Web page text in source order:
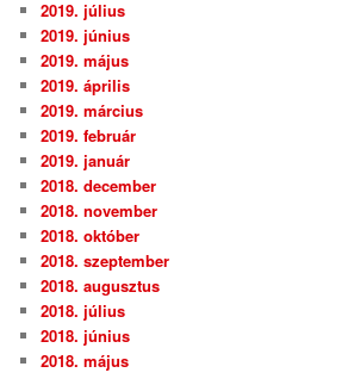
2019. július
2019. június
2019. május
2019. április
2019. március
2019. február
2019. január
2018. december
2018. november
2018. október
2018. szeptember
2018. augusztus
2018. július
2018. június
2018. május